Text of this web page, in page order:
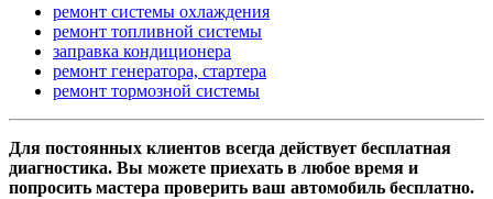
ремонт системы охлаждения
ремонт топливной системы
заправка кондиционера
ремонт генератора, стартера
ремонт тормозной системы
Для постоянных клиентов всегда действует бесплатная
диагностика. Вы можете приехать в любое время и
попросить мастера проверить ваш автомобиль бесплатно.